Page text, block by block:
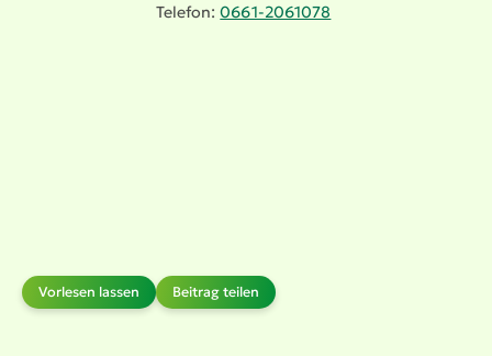
Telefon:0661-2061078
Vorlesen lassen Beitrag teilen